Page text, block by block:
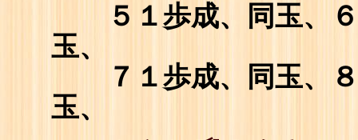
５１歩成、同玉、６
玉、
７１歩成、同玉、８
玉、